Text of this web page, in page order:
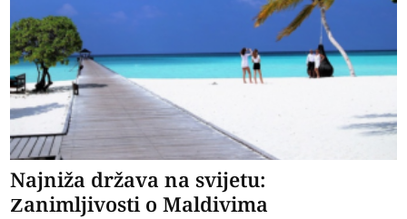
Najniža država na svijetu:
Zanimljivosti o Maldivima